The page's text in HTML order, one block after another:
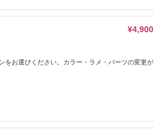
¥4,900
をお選びください。カラー・ラメ・パーツの変更が